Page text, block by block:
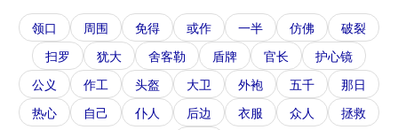
领口 周围 免得 或作 一半 仿佛
破裂
扫罗
犹大 舍客勒 盾牌 官长
护心镜
公义
作工 头盔 大卫 外袍 五千
那日
热心
自己 仆人 后边 衣服 众人
拯救